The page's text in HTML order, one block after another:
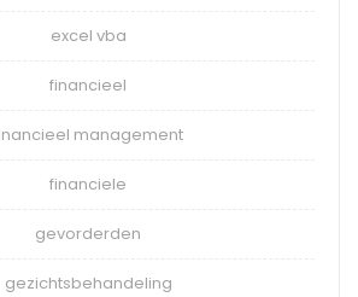
excel vba
financieel
management
financiele
gevorderden
gezichtsbehandeling